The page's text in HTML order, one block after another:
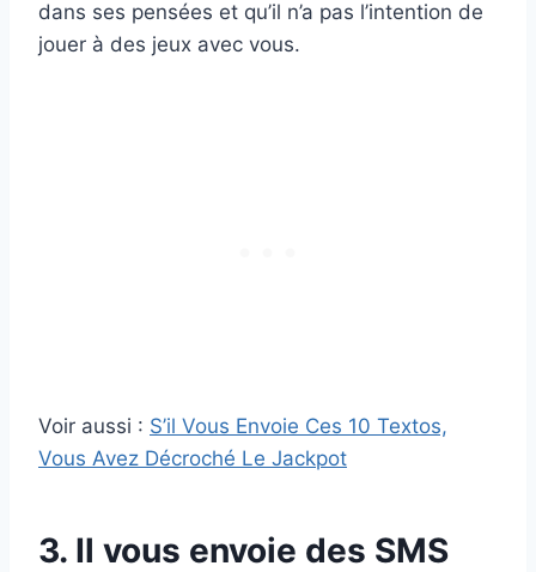
dans ses pensées et qu’il n’a pas l’intention de
jouer à des jeux avec vous.
Voir aussi : S’il Vous Envoie Ces 10 Textos,
Vous Avez Décroché Le Jackpot
3. Il vous envoie des SMS